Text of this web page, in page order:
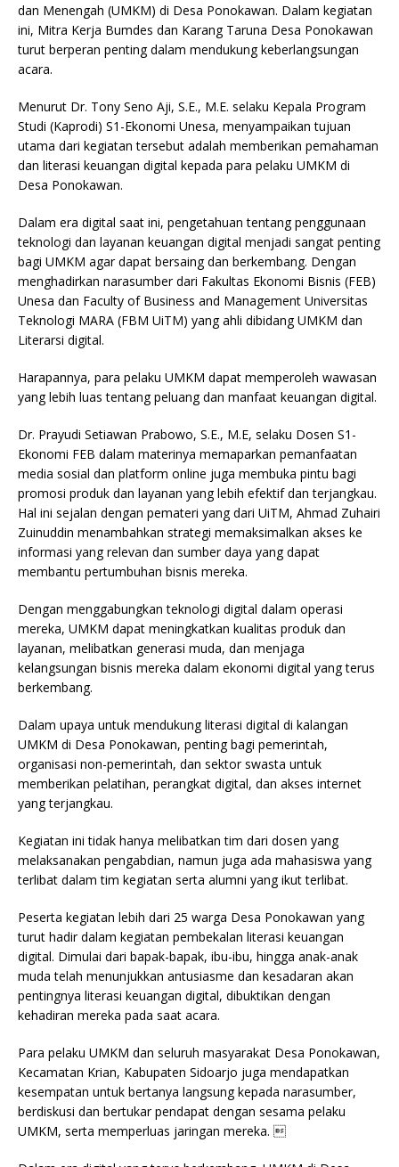
dan Menengah (UMKM) di Desa Ponokawan. Dalam kegiatan
ini, Mitra Kerja Bumdes dan Karang Taruna Desa Ponokawan
turut berperan penting dalam mendukung keberlangsungan
acara.
Menurut Dr. Tony Seno Aji, S.E., M.E. selaku Kepala Program
Studi (Kaprodi) S1-Ekonomi Unesa, menyampaikan tujuan
utama dari kegiatan tersebut adalah memberikan pemahaman
dan literasi keuangan digital kepada para pelaku UMKM di
Desa Ponokawan.
Dalam era digital saat ini, pengetahuan tentang penggunaan
teknologi dan layanan keuangan digital menjadi sangat penting
bagi UMKM agar dapat bersaing dan berkembang. Dengan
menghadirkan narasumber dari Fakultas Ekonomi Bisnis (FEB)
Unesa dan Faculty of Business and Management Universitas
Teknologi MARA (FBM UiTM) yang ahli dibidang UMKM dan
Literarsi digital.
Harapannya, para pelaku UMKM dapat memperoleh wawasan
yang lebih luas tentang peluang dan manfaat keuangan digital.
Dr. Prayudi Setiawan Prabowo, S.E., M.E, selaku Dosen S1-
Ekonomi FEB dalam materinya memaparkan pemanfaatan
media sosial dan platform online juga membuka pintu bagi
promosi produk dan layanan yang lebih efektif dan terjangkau.
Hal ini sejalan dengan pemateri yang dari UiTM, Ahmad Zuhairi
Zuinuddin menambahkan strategi memaksimalkan akses ke
informasi yang relevan dan sumber daya yang dapat
membantu pertumbuhan bisnis mereka.
Dengan menggabungkan teknologi digital dalam operasi
mereka, UMKM dapat meningkatkan kualitas produk dan
layanan, melibatkan generasi muda, dan menjaga
kelangsungan bisnis mereka dalam ekonomi digital yang terus
berkembang.
Dalam upaya untuk mendukung literasi digital di kalangan
UMKM di Desa Ponokawan, penting bagi pemerintah,
organisasi non-pemerintah, dan sektor swasta untuk
memberikan pelatihan, perangkat digital, dan akses internet
yang terjangkau.
Kegiatan ini tidak hanya melibatkan tim dari dosen yang
melaksanakan pengabdian, namun juga ada mahasiswa yang
terlibat dalam tim kegiatan serta alumni yang ikut terlibat.
Peserta kegiatan lebih dari 25 warga Desa Ponokawan yang
turut hadir dalam kegiatan pembekalan literasi keuangan
digital. Dimulai dari bapak-bapak, ibu-ibu, hingga anak-anak
muda telah menunjukkan antusiasme dan kesadaran akan
pentingnya literasi keuangan digital, dibuktikan dengan
kehadiran mereka pada saat acara.
Para pelaku UMKM dan seluruh masyarakat Desa Ponokawan,
Kecamatan Krian, Kabupaten Sidoarjo juga mendapatkan
kesempatan untuk bertanya langsung kepada narasumber,
berdiskusi dan bertukar pendapat dengan sesama pelaku
UMKM, serta memperluas jaringan mereka. 